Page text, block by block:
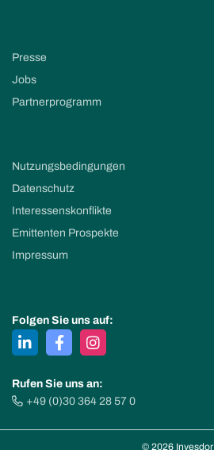
Presse
Jobs
Partnerprogramm
Nutzungsbedingungen
Datenschutz
Interessenskonflikte
Emittenten Prospekte
Impressum
Folgen Sie uns auf:
Rufen Sie uns an:
+49 (0)30 364 28 57 0
© 2026 Invesdor